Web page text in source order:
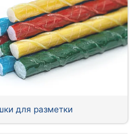
для разметки